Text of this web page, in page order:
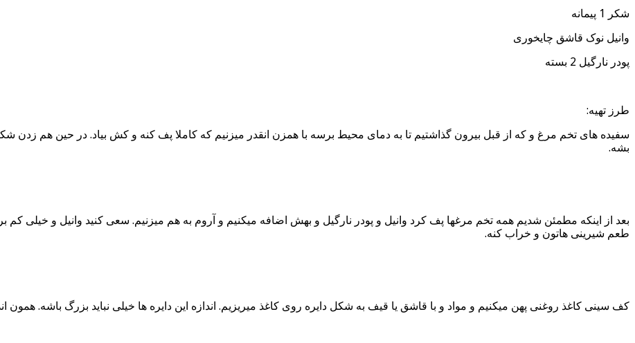
شکر 1 پیمانه
وانیل نوک قاشق چایخوری
پودر نارگیل 2 بسته
طرز تهیه:
سفیده های تخم مرغ و که از قبل بیرون گذاشتیم تا به دمای محیط برسه با همزن انقدر میزنیم که کاملا پف کنه و کش بیاد. در حین هم زدن
بشه.
بعد از اینکه مطمئن شدیم همه تخم مرغها پف کرد وانیل و پودر نارگیل و بهش اضافه میکنیم و آروم به هم میزنیم. سعی کنید وانیل و خیلی
طعم شیرینی هاتون و خراب کنه.
کف سینی کاغذ روغنی پهن میکنیم و مواد و با قاشق یا قیف به شکل دایره روی کاغذ میریزیم. اندازه این دایره ها خیلی نباید بزرگ باشه. همون